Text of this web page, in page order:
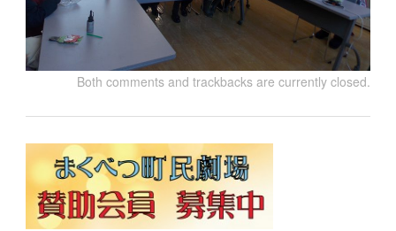
Both comments and trackbacks are currently closed.